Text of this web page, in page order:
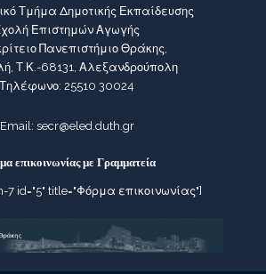
Τμήμα Δημοτικής Εκπαίδευσης
Επιστημών Αγωγής
Πανεπιστήμιο Θράκης,
Τ.Κ.-68131, Αλεξανδρούπολη
Τηλέφωνο: 25510 30024
Email: secr@eled.duth.gr
επικοινωνίας με Γραμματεία
7 id="5" title="Φόρμα επικοινωνίας"]